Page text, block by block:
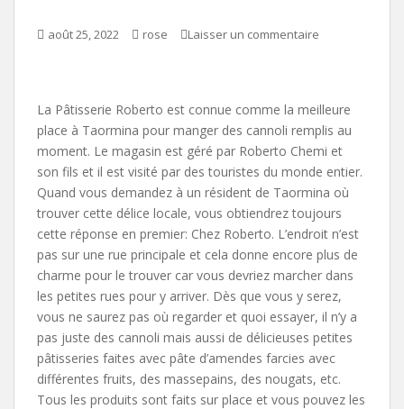
août 25, 2022 rose Laisser un commentaire
La Pâtisserie Roberto est connue comme la meilleure
place à Taormina pour manger des cannoli remplis au
moment. Le magasin est géré par Roberto Chemi et
son fils et il est visité par des touristes du monde entier.
Quand vous demandez à un résident de Taormina où
trouver cette délice locale, vous obtiendrez toujours
cette réponse en premier: Chez Roberto. L’endroit n’est
pas sur une rue principale et cela donne encore plus de
charme pour le trouver car vous devriez marcher dans
les petites rues pour y arriver. Dès que vous y serez,
vous ne saurez pas où regarder et quoi essayer, il n’y a
pas juste des cannoli mais aussi de délicieuses petites
pâtisseries faites avec pâte d’amendes farcies avec
différentes fruits, des massepains, des nougats, etc.
Tous les produits sont faits sur place et vous pouvez les